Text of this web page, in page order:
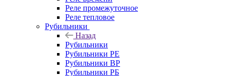
Реле промежуточное
Реле тепловое
Рубильники
Назад
Рубильники
Рубильники РЕ
Рубильники ВР
Рубильники РБ